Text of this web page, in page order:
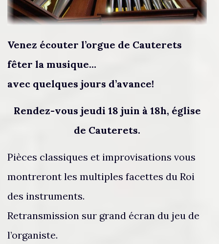
Venez écouter l’orgue de Cauterets
fêter la musique…
avec quelques jours d’avance!
Rendez-vous jeudi 18 juin à 18h, église
de Cauterets.
Pièces classiques et improvisations vous
montreront les multiples facettes du Roi
des instruments.
Retransmission sur grand écran du jeu de
l’organiste.